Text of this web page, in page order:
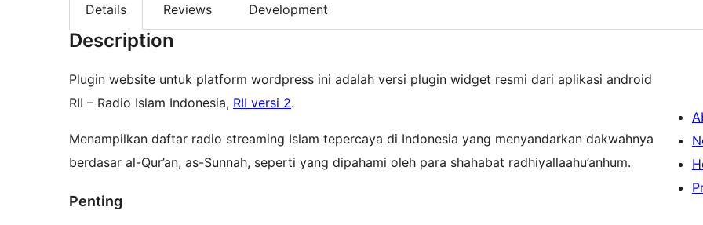
Details Reviews Development
Description
Plugin website untuk platform wordpress ini adalah versi plugin widget resmi dari aplikasi android
RII – Radio Islam Indonesia, RII versi 2.
Menampilkan daftar radio streaming Islam tepercaya di Indonesia yang menyandarkan dakwahnya
berdasar al-Qur’an, as-Sunnah, seperti yang dipahami oleh para shahabat radhiyallaahu’anhum.
Penting